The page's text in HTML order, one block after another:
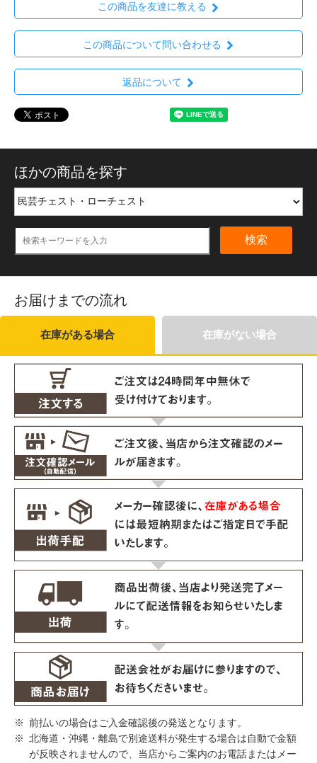
この商品を友達に教える
この商品について問い合わせる
返品について
ほかの商品を探す
検索
お届けまでの流れ
在庫がある場合 在庫がない場合
前払いの場合はご入金確認後の発送となります。
北海道・沖縄・離島で別途送料が発生する場合は自動で金額
が反映されませんので、当店からご案内のお電話またはメー